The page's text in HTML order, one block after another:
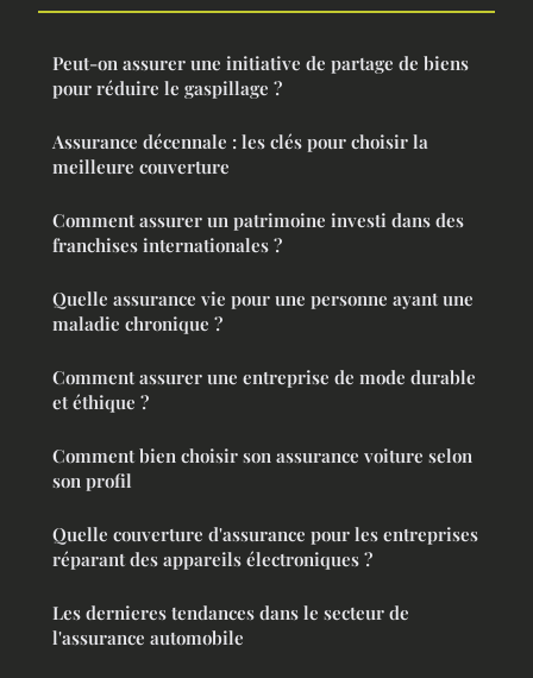
Peut-on assurer une initiative de partage de biens
pour réduire le gaspillage ?
Assurance décennale : les clés pour choisir la
meilleure couverture
Comment assurer un patrimoine investi dans des
franchises internationales ?
Quelle assurance vie pour une personne ayant une
maladie chronique ?
Comment assurer une entreprise de mode durable
et éthique ?
Comment bien choisir son assurance voiture selon
son profil
Quelle couverture d'assurance pour les entreprises
réparant des appareils électroniques ?
Les dernieres tendances dans le secteur de
l'assurance automobile